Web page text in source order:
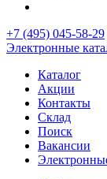
+7 (495) 045-58-29
Электронные
Каталог
Акции
Контакты
Склад
Поиск
Вакансии